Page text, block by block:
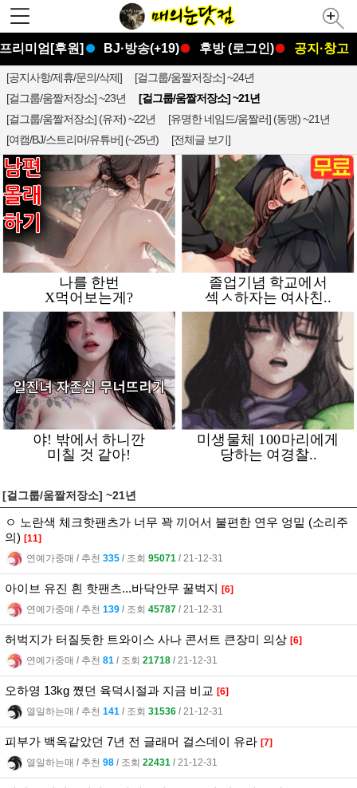
프리미엄[후원] BJ·방송(+19) 후방 (로그인) 공지·창고
[공지사항/제휴/문의/삭제]
[걸그룹/움짤저장소] ~24년
[걸그룹/움짤저장소] ~23년
[걸그룹/움짤저장소] ~21년
[걸그룹/움짤저장소] (유저) ~22년
[유명한 네임드/움짤러] (동맹) ~21년
[여캠/BJ/스트리머/유튜버] (~25년)
[전체글 보기]
[걸그룹/움짤저장소] ~21년
ㅇ 노란색 체크핫팬츠가 너무 꽉 끼어서 불편한 연우 엉밑 (소리주
의) [11]
연예가중매 l 추천 335 l 조회 95071 l 21-12-31
아이브 유진 흰 핫팬츠...바닥안무 꿀벅지 [6]
연예가중매 l 추천 139 l 조회 45787 l 21-12-31
허벅지가 터질듯한 트와이스 사나 콘서트 큰장미 의상 [6]
연예가중매 l 추천 81 l 조회 21718 l 21-12-31
오하영 13kg 쪘던 육덕시절과 지금 비교 [6]
열일하는매 l 추천 141 l 조회 31536 l 21-12-31
피부가 백옥같았던 7년 전 글래머 걸스데이 유라 [7]
열일하는매 l 추천 98 l 조회 22431 l 21-12-31